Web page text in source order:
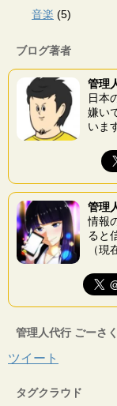
音楽 (5)
ブログ著者
管理
日本
嫌い
いま
管理
情報
ると
（現
管理人代行 ごーさ
ツイート
タグクラウド